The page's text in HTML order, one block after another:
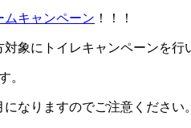
ムキャンペーン ！！！
象にトイレキャンペーンを行
。
なりますのでご注意ください。